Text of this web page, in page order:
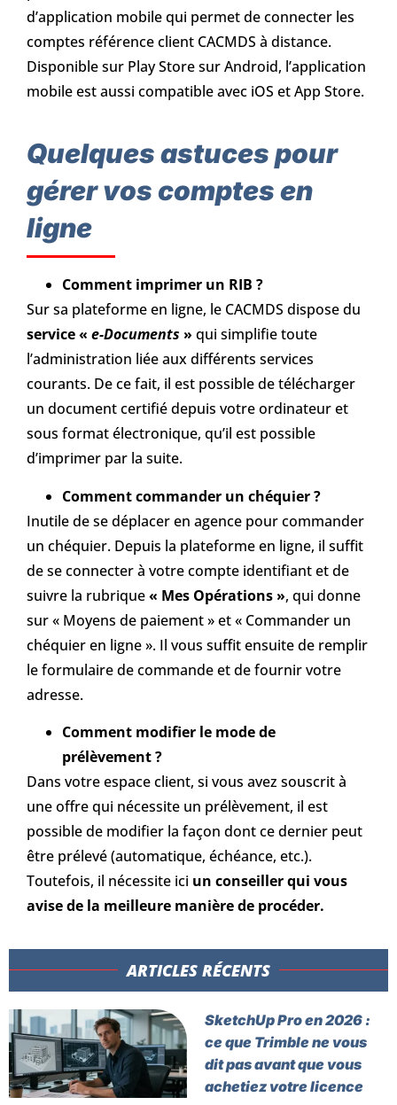
d’application mobile qui permet de connecter les
comptes référence client CACMDS à distance.
Disponible sur Play Store sur Android, l’application
mobile est aussi compatible avec iOS et App Store.
Quelques astuces pour
gérer vos comptes en
ligne
Comment imprimer un RIB ?
Sur sa plateforme en ligne, le CACMDS dispose du
service « e-Documents » qui simplifie toute
l’administration liée aux différents services
courants. De ce fait, il est possible de télécharger
un document certifié depuis votre ordinateur et
sous format électronique, qu’il est possible
d’imprimer par la suite.
Comment commander un chéquier ?
Inutile de se déplacer en agence pour commander
un chéquier. Depuis la plateforme en ligne, il suffit
de se connecter à votre compte identifiant et de
suivre la rubrique« Mes Opérations », qui donne
sur « Moyens de paiement » et « Commander un
chéquier en ligne ». Il vous suffit ensuite de remplir
le formulaire de commande et de fournir votre
adresse.
Comment modifier le mode de
prélèvement ?
Dans votre espace client, si vous avez souscrit à
une offre qui nécessite un prélèvement, il est
possible de modifier la façon dont ce dernier peut
être prélevé (automatique, échéance, etc.).
Toutefois, il nécessite ici un conseiller qui vous
avise de la meilleure manière de procéder.
ARTICLES RÉCENTS​
SketchUp Pro en 2026 :
ce que Trimble ne vous
dit pas avant que vous
achetiez votre licence